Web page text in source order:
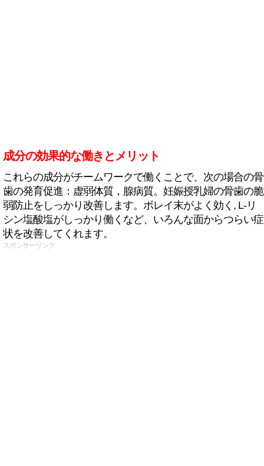
成分の効果的な働きとメリット
これらの成分がチームワークで働くことで、次の場合の骨
歯の発育促進：虚弱体質，腺病質。妊娠授乳婦の骨歯の脆
弱防止をしっかり改善します。ボレイ末がよく効く, L-リ
シン塩酸塩がしっかり働くなど、いろんな面からつらい症
状を改善してくれます。
スポンサーリンク